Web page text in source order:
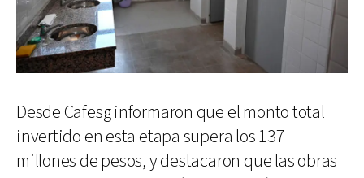
Desde Cafesg informaron que el monto total
invertido en esta etapa supera los 137
millones de pesos, y destacaron que las obras